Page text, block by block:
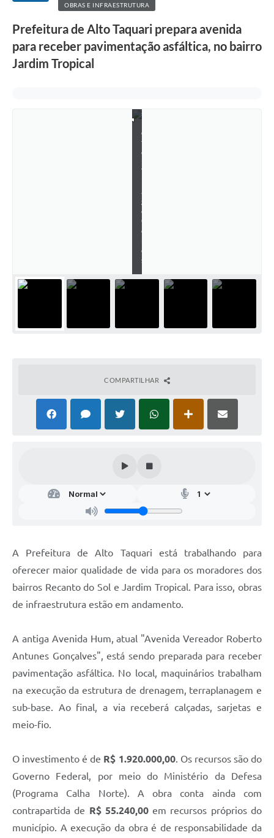
OBRAS E INFRAESTRUTURA
Prefeitura de Alto Taquari prepara avenida
para receber pavimentação asfáltica, no bairro
Jardim Tropical
a
e
n
i
-
o
t
o
T
a
g
o
G
o
e
s
COMPARTILHAR
A Prefeitura de Alto Taquari está trabalhando para
oferecer maior qualidade de vida para os moradores dos
bairros Recanto do Sol e Jardim Tropical. Para isso, obras
de infraestrutura estão em andamento.
A antiga Avenida Hum, atual "Avenida Vereador Roberto
Antunes Gonçalves", está sendo preparada para receber
pavimentação asfáltica. No local, maquinários trabalham
na execução da estrutura de drenagem, terraplanagem e
sub-base. Ao final, a via receberá calçadas, sarjetas e
meio-fio.
O investimento é de R$ 1.920.000,00. Os recursos são do
Governo Federal, por meio do Ministério da Defesa
(Programa Calha Norte). A obra conta ainda com
contrapartida de R$ 55.240,00em recursos próprios do
município. A execução da obra é de responsabilidade da